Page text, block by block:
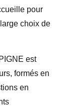
pour
choix de
est
formés en
en